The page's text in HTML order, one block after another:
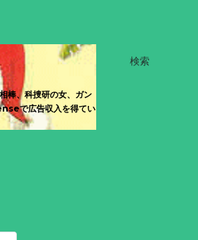
検索
棒、科捜研の女、ガン
で広告収入を得てい